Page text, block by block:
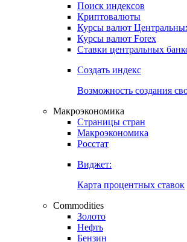
Получить доступ
Индикаторы рынка
Поиск индексов
Курсы валют Центральных
Ставки центральных
Создать индекс
Возможность создания
Страницы стран
Росстат
Виджет:
Карта процентных ставок